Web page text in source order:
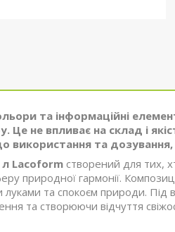
та інформаційні
Це не впливає на склад і
та дозування,
л Lacoform створений для тих,
природної гармонії.
та спокоєм природи. Під
та створюючи відчуття